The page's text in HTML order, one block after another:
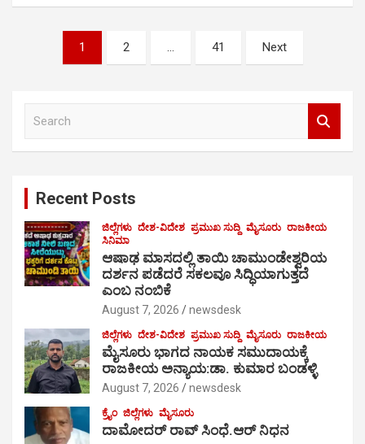
pagination
1 2 … 41 Next
Recent Posts
ಜಿಲ್ಲೆಗಳು ದೇಶ-ವಿದೇಶ ಪ್ರಮುಖ ಸುದ್ದಿ ಮೈಸೂರು ರಾಜಕೀಯ
ಸಿನಿಮಾ
ಆಷಾಢ ಮಾಸದಲ್ಲಿ ತಾಯಿ ಚಾಮುಂಡೇಶ್ವರಿಯ
ದರ್ಶನ ಪಡೆದರೆ ಸಕಲವೂ ಸಿದ್ಧಿಯಾಗುತ್ತದೆ
ಎಂಬ ನಂಬಿಕೆ
August 7, 2026 newsdesk
ಜಿಲ್ಲೆಗಳು ದೇಶ-ವಿದೇಶ ಪ್ರಮುಖ ಸುದ್ದಿ ಮೈಸೂರು ರಾಜಕೀಯ
ಮೈಸೂರು ಭಾಗದ ನಾಯಕ ಸಮುದಾಯಕ್ಕೆ
ರಾಜಕೀಯ ಅನ್ಯಾಯ:ಡಾ. ಕುಮಾರ ಬಂಡಳ್ಳಿ
August 7, 2026 newsdesk
ಕ್ರೈಂ ಜಿಲ್ಲೆಗಳು ಮೈಸೂರು
ದಾಮೋದರ್ ರಾವ್ ಸಿಂಧೆ.ಆರ್ ನಿಧನ